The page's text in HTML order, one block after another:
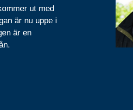
ut med
är nu uppe i
är en